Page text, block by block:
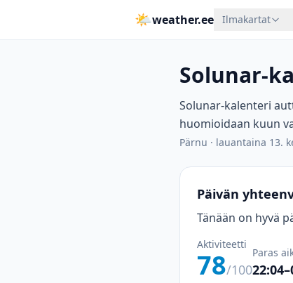
🌤weather.ee Ilmakartat
Solunar-
Solunar-kalenteri
huomioidaan kuun
Pärnu · lauantaina 13.
Päivän
Tänään on hyvä
Aktiviteetti
78/100
Paras